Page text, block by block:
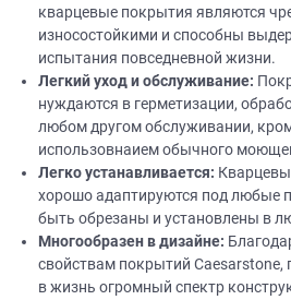
кварцевые покрытия являются
износостойкими и способны
испытания повседневной жизни.
Легкий уход и обслуживание:
нуждаются в герметизации,
любом другом обслуживании,
использовнаием обычного
Легко устанавливается:
хорошо адаптируются под любые
быть обрезаны и установлены в
Многообразен вдизайне:
свойствам покрытий
в жизнь огромный спектр